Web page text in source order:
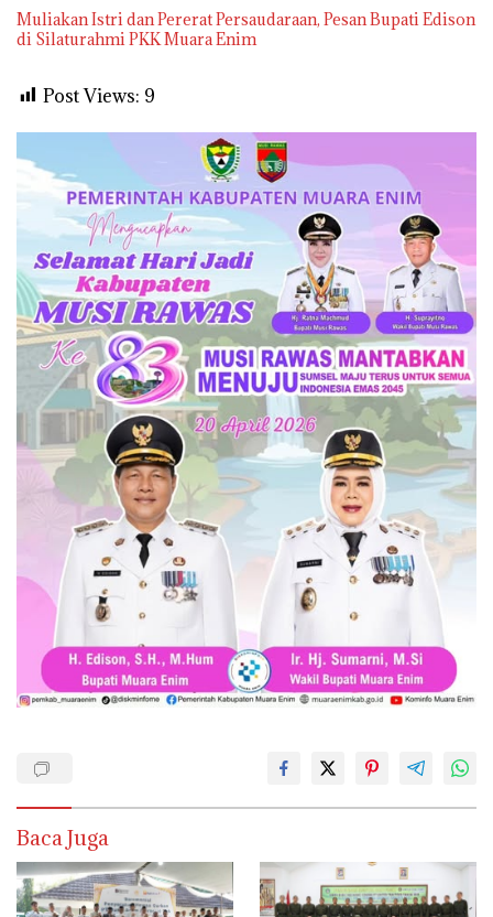
Muliakan Istri dan Pererat Persaudaraan, Pesan Bupati Edison
di Silaturahmi PKK Muara Enim
Post Views: 9
Baca Juga